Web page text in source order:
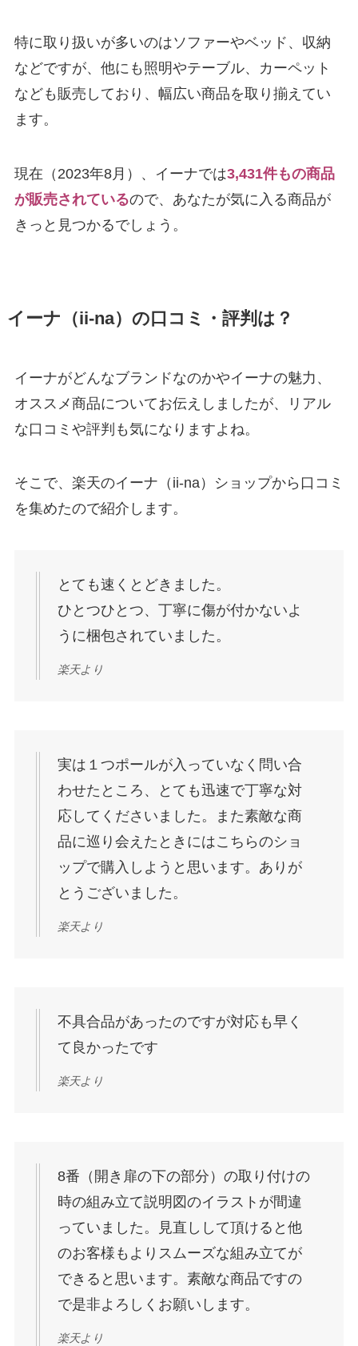
特に取り扱いが多いのはソファーやベッド、収納
などですが、他にも照明やテーブル、カーペット
なども販売しており、幅広い商品を取り揃えてい
ます。
現在（2023年8月）、イーナでは3,431件もの商品
が販売されているので、あなたが気に入る商品が
きっと見つかるでしょう。
イーナ（ii-na）の口コミ・評判は？
イーナがどんなブランドなのかやイーナの魅力、
オススメ商品についてお伝えしましたが、リアル
な口コミや評判も気になりますよね。
そこで、楽天のイーナ（ii-na）ショップから口コミ
を集めたので紹介します。
とても速くとどきました。
ひとつひとつ、丁寧に傷が付かないよ
うに梱包されていました。
楽天より
実は１つポールが入っていなく問い合
わせたところ、とても迅速で丁寧な対
応してくださいました。また素敵な商
品に巡り会えたときにはこちらのショ
ップで購入しようと思います。ありが
とうございました。
楽天より
不具合品があったのですが対応も早く
て良かったです
楽天より
8番（開き扉の下の部分）の取り付けの
時の組み立て説明図のイラストが間違
っていました。見直しして頂けると他
のお客様もよりスムーズな組み立てが
できると思います。素敵な商品ですの
で是非よろしくお願いします。
楽天より